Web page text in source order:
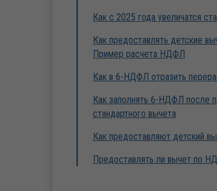
Как с 2025 года увеличатся
Как предоставлять детские
Пример расчета НДФЛ
Как в 6-НДФЛ отразить
Как заполнять 6-НДФЛ после
стандартного вычета
Как предоставляют детский
Предоставлять ли вычет по